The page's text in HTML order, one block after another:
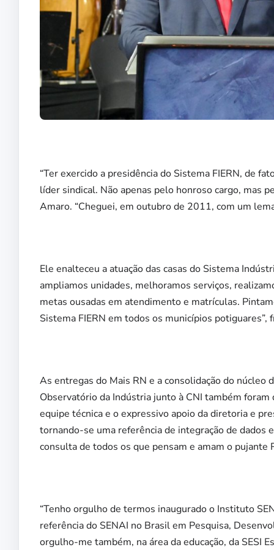
“Ter exercido a presidência do Sistema FIERN, de
líder sindical. Não apenas pelo honroso cargo, mas
Amaro. “Cheguei, em outubro de 2011, com um
Ele enalteceu a atuação das casas do Sistema
ampliamos unidades, melhoramos serviços,
metas ousadas em atendimento e matrículas.
Sistema FIERN em todos os municípios potiguares”,
As entregas do Mais RN e a consolidação do
Observatório da Indústria junto à CNI também
equipe técnica e o expressivo apoio da diretoria e
tornando-se uma referência de integração de dados
consulta de todos os que pensam e amam o
“Tenho orgulho de termos inaugurado o Instituto
referência do SENAI no Brasil em Pesquisa,
orgulho-me também, na área da educação, da SESI